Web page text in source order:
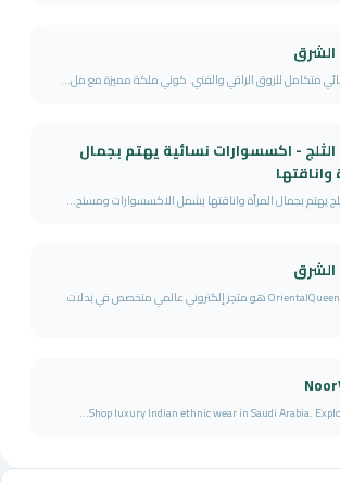
متكامل للزوق الراقي والفني. كوني ملكة مميزة مع مل...
- اكسسوارات نسائية يهتم بجمال
واناقتها
يهتم بجمال المرأة واناقتها يشمل الاكسسوارات ومستح...
OrientalQueensa.com هو متجر إلكتروني عالمي متخصص في بدلات
Shop luxury Indian ethnic wear in Saudi Arabia.